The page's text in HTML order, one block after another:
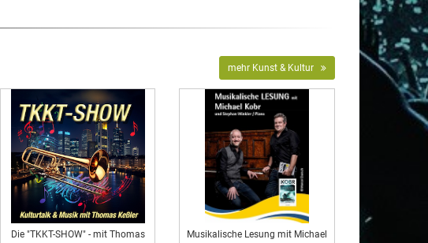
mehr Kunst & Kultur
Die "TKKT-SHOW" - mit Thomas
Musikalische Lesung mit Michael